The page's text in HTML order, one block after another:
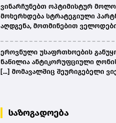
ვინარჩუნებთ ოპტიმისტურ
მოხერხდება სტრატეგიული
აღდგენა, მოთმინებით
ეროვნული უსაფრთხოების
ნაწილია ანტიკორუფციული
[...] მომავალშიც შეურიგებელი
საზოგადოება